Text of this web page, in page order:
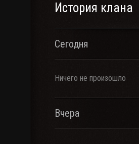
История клана
Сегодня
Ничего не произошло
Вчера